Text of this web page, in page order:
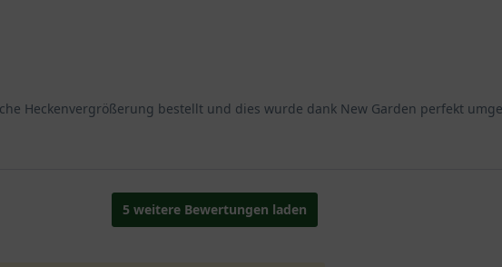
Heckenvergrößerung bestellt und dies wurde dank New Garden perfekt
5 weitere Bewertungen laden